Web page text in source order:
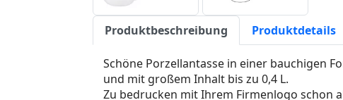
Produktbeschreibung Produktdetails
Schöne Porzellantasse in einer bauchigen
und mit großem Inhalt bis zu 0,4 L.
Zu bedrucken mit Ihrem Firmenlogo schon